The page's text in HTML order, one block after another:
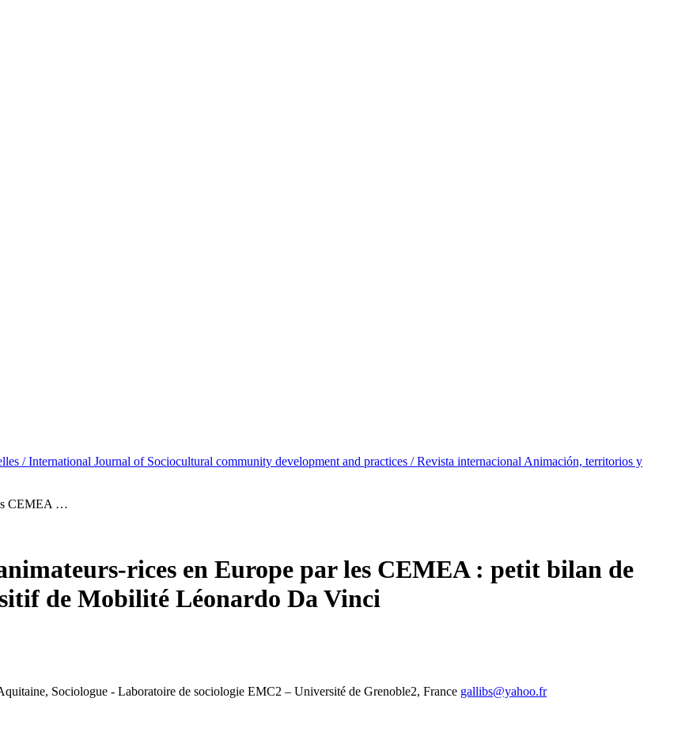
/ International Journal of Sociocultural community development and practices / Revista internacional Animación, territorios y
CEMEA …
rices en Europe par les CEMEA : petit bilan de
de Mobilité Léonardo Da Vinci
Sociologue - Laboratoire de sociologie EMC2 – Université de Grenoble2, France gallibs@yahoo.fr